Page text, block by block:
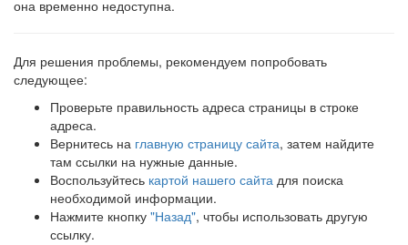
она временно недоступна.
Для решения проблемы, рекомендуем попробовать
следующее:
Проверьте правильность адреса страницы в строке
адреса.
Вернитесь на главную страницу сайта, затем найдите
там ссылки на нужные данные.
Воспользуйтесь картой нашего сайта для поиска
необходимой информации.
Нажмите кнопку "Назад", чтобы использовать другую
ссылку.